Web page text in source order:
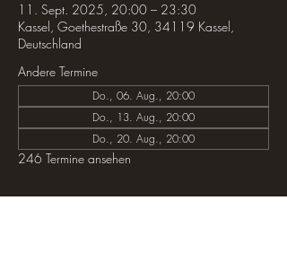
11. Sept. 2025, 20:00 – 23:30
Kassel, Goethestraße 30, 34119 Kassel,
Deutschland
Andere Termine
Do., 06. Aug., 20:00
Do., 13. Aug., 20:00
Do., 20. Aug., 20:00
246 Termine ansehen